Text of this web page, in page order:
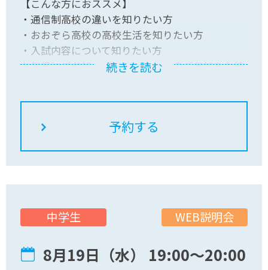
【こんな方におススメ】
・通信制高校の違いを知りたい方
・おおぞら高校の高校生活を知りたい方
・入試内容について知りたい方
お気軽にご参加ください！皆さんのご参加をお待
続きを読む
WEB説明会
8月19日（水） 19:00〜20:00
中学生